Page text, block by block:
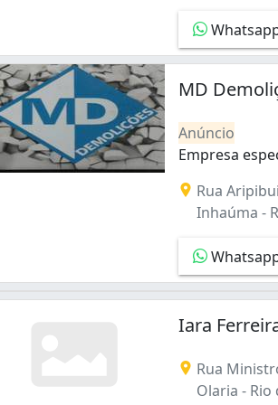
Cidade Nova (1)
Cordovil (1)
Del Castilho (1)
Engenho Novo (1)
Engenho de Dentro (1)
Galeão (3)
MD
Anúncio
Empresa
Rua
Inhaúma -
Iara
Rua
Olaria - Rio